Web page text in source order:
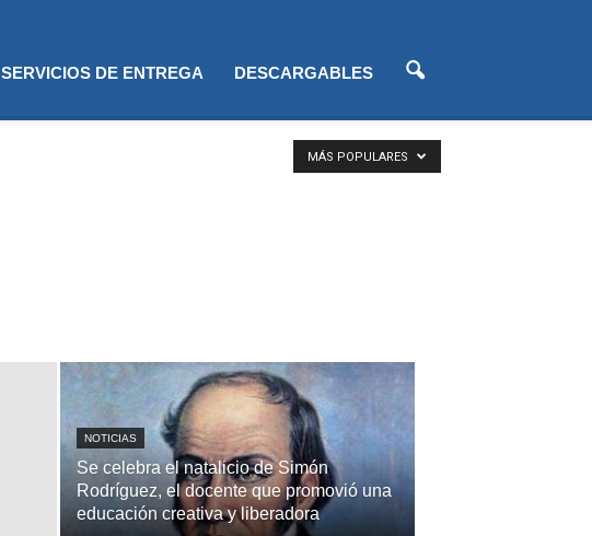
SERVICIOS DE ENTREGA DESCARGABLES
MÁS POPULARES
NOTICIAS
Se celebra el natalicio de Simón
Rodríguez, el docente que promovió una
educación creativa y liberadora